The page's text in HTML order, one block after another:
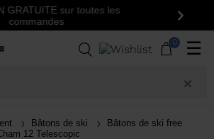
les
Inscrivez-vous à la
première
0 ☰
Bâtons de ski
Bâtons de ski free
12 Telescopic